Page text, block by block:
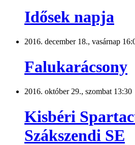
Idősek napja
2016. december 18., vasárnap
Falukarácsony
2016. október 29., szombat 13:30
Kisbéri
Szákszendi SE